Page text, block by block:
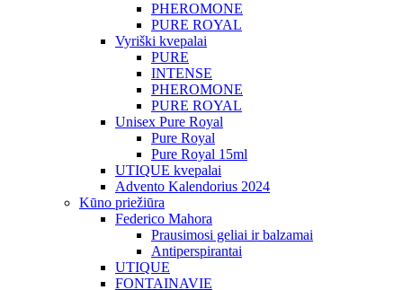
PHEROMONE
PURE ROYAL
Vyriški kvepalai
PURE
INTENSE
PHEROMONE
PURE ROYAL
Unisex Pure Royal
Pure Royal
Pure Royal 15ml
UTIQUE kvepalai
Advento Kalendorius 2024
Kūno priežiūra
Federico Mahora
Prausimosi geliai ir balzamai
Antiperspirantai
UTIQUE
FONTAINAVIE